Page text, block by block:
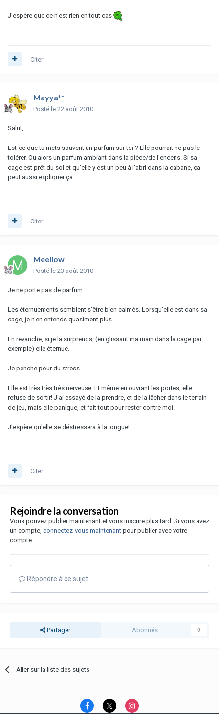
J'espère que ce n'est rien en tout cas
Citer
Mayya**
Posté le 22 août 2010
Salut,
Est-ce que tu mets souvent un parfum sur toi ? Elle pourrait ne pas le
tolérer. Ou alors un parfum ambiant dans la pièce/de l'encens. Si sa
cage est prêt du sol et qu'elle y est un peu à l'abri dans la cabane, ça
peut aussi expliquer ça.
Citer
Meellow
Posté le 23 août 2010
Je ne porte pas de parfum.
Les éternuements semblent s'être bien calmés. Lorsqu'elle est dans sa
cage, je n'en entends quasiment plus.
En revanche, si je la surprends, (en glissant ma main dans la cage par
exemple) elle éternue.
Je penche pour du stress.
Elle est très très très nerveuse. Et même en ouvrant les portes, elle
refuse de sortir! J'ai essayé de la prendre, et de la lâcher dans le terrain
de jeu, mais elle panique, et fait tout pour rester contre moi.
J'espère qu'elle se déstressera à la longue!
Citer
Rejoindre la conversation
Vous pouvez publier maintenant et vous inscrire plus tard. Si vous avez
un compte, connectez-vous maintenant pour publier avec votre
compte.
Répondre à ce sujet…
Partager Abonnés 0
Aller sur la liste des sujets